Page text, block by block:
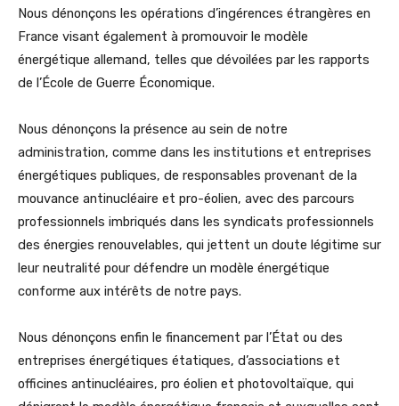
Nous dénonçons les opérations d’ingérences étrangères en
France visant également à promouvoir le modèle
énergétique allemand, telles que dévoilées par les rapports
de l’École de Guerre Économique.
Nous dénonçons la présence au sein de notre
administration, comme dans les institutions et entreprises
énergétiques publiques, de responsables provenant de la
mouvance antinucléaire et pro-éolien, avec des parcours
professionnels imbriqués dans les syndicats professionnels
des énergies renouvelables, qui jettent un doute légitime sur
leur neutralité pour défendre un modèle énergétique
conforme aux intérêts de notre pays.
Nous dénonçons enfin le financement par l’État ou des
entreprises énergétiques étatiques, d’associations et
officines antinucléaires, pro éolien et photovoltaïque, qui